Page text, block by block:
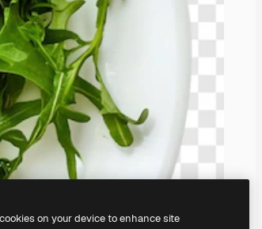
on your device to enhance site